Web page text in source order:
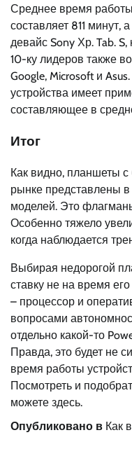
Среднее время
составляет 811 минут,
девайс Sony Хр. Tab.
10-ку лидеров также
Google, Microsoft и
устройства имеет
составляющее в
Итог
Как видно, планшеты
рынке представлены
моделей. Это
Особенно тяжело
когда наблюдается
Выбирая недорогой
ставку не на время
– процессор и
вопросами
отдельно какой-то
Правда, это будет не
время работы
Посмотреть и
можете здесь.
Опубликовано в Как